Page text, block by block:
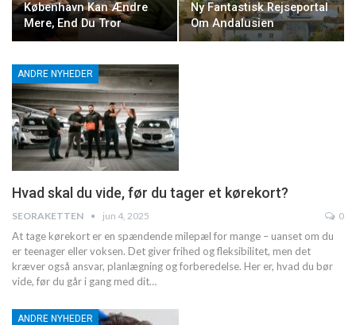
København Kan Ændre
Mere, End Du Tror
Ny Fantastisk Rejseportal
Om Andalusien
ANDRE NYHEDER
Hvad skal du vide, før du tager et kørekort?
SEORAKETTEN jun 4, 2025 0
At tage kørekort er en spændende milepæl for mange – uanset om du
er teenager eller voksen. Det giver frihed og fleksibilitet, men det
kræver også ansvar, planlægning og forberedelse. Her er, hvad du bør
vide, før du går i gang med dit…
ANDRE NYHEDER